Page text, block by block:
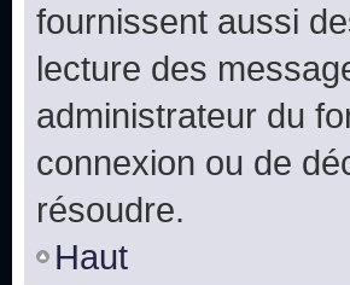
fournissent aussi
lecture des
administrateur du
connexion ou de
résoudre.
Haut